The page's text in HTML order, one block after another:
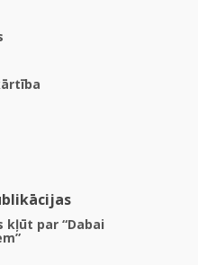
kļūt par “Dabai